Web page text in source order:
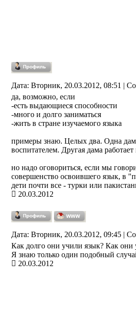
Дата: Вторник, 20.03.2012, 08:51 |
да, возможно, если
-есть выдающиеся способности
-много и долго заниматься
-жить в стране изучаемого языка
примеры знаю. Целых два. Одна
воспитателем. Другая дама
но надо оговориться, если мы
совершенство освоившего язык, в
дети почти все - турки или
20.03.2012
Дата: Вторник, 20.03.2012, 09:45 |
Как долго они учили язык? Как они
Я знаю только один подобный
20.03.2012